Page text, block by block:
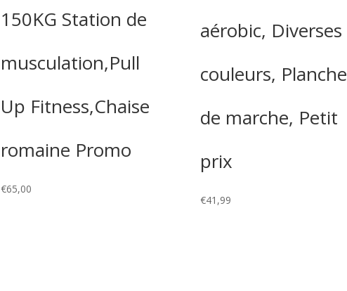
150KG Station de
musculation,Pull
Up Fitness,Chaise
romaine Promo
€65,00
aérobic, Diverses
couleurs, Planche
de marche, Petit
prix
€41,99